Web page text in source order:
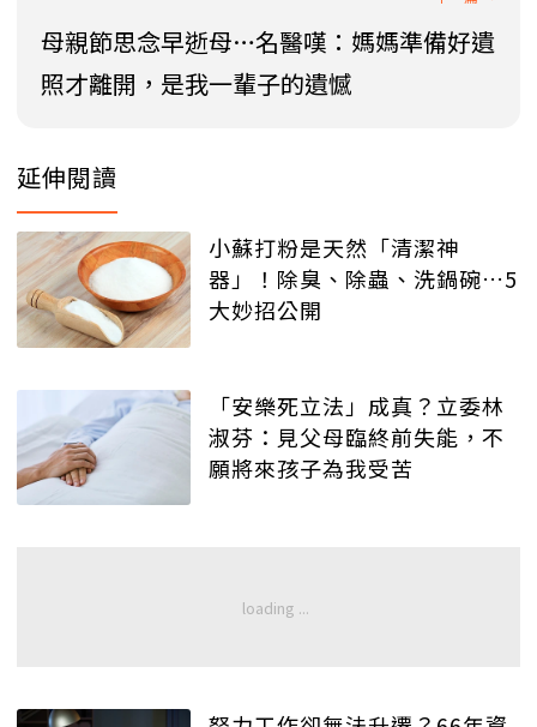
母親節思念早逝母…名醫嘆：媽媽準備好遺
照才離開，是我一輩子的遺憾
延伸閱讀
小蘇打粉是天然「清潔神
器」！除臭、除蟲、洗鍋碗…5
大妙招公開
「安樂死立法」成真？立委林
淑芬：見父母臨終前失能，不
願將來孩子為我受苦